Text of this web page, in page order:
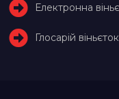
Електронна
Глосарій віньєток